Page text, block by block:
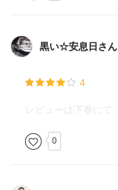
黒い☆安息日さん
4
レビューは下巻にて
0